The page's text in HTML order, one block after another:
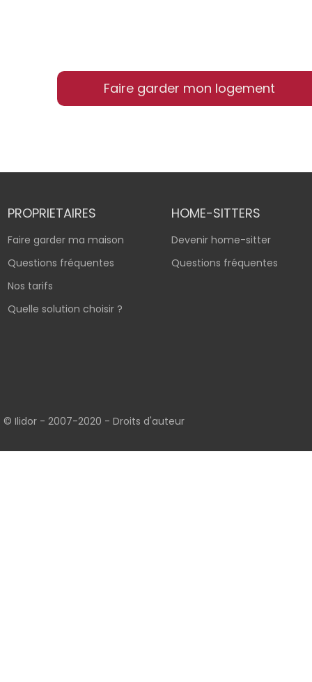
Faire garder mon logement
HOME-SITTERS
Devenir home-sitter
Questions fréquentes
PROPRIETAIRES
Faire garder ma maison
Questions fréquentes
Nos tarifs
Quelle solution choisir ?
© Ilidor - 2007-2020 - Droits d'auteur